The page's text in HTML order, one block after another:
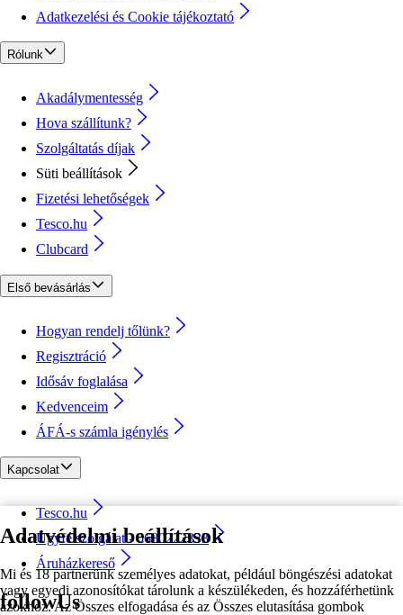
Adatvédelmi beállítások
Mi és 18 partnerünk személyes adatokat, például böngészési adatokat
vagy egyedi azonosítókat tárolunk a készülékeden, és hozzáférhetünk
azokhoz. Az Összes elfogadása és az Összes elutasítása gombok
Adatkezelési és Cookie tájékoztató
Rólunk
Akadálymentesség
Hova szállítunk?
Szolgáltatás díjak
Süti beállítások
Fizetési lehetőségek
Tesco.hu
Clubcard
Első bevásárlás
Hogyan rendelj tőlünk?
Regisztráció
Idősáv foglalása
Kedvenceim
ÁFÁ-s számla igénylés
Kapcsolat
Tesco.hu
Ügyfélszolgálat - 0680222333
Áruházkereső
followUs